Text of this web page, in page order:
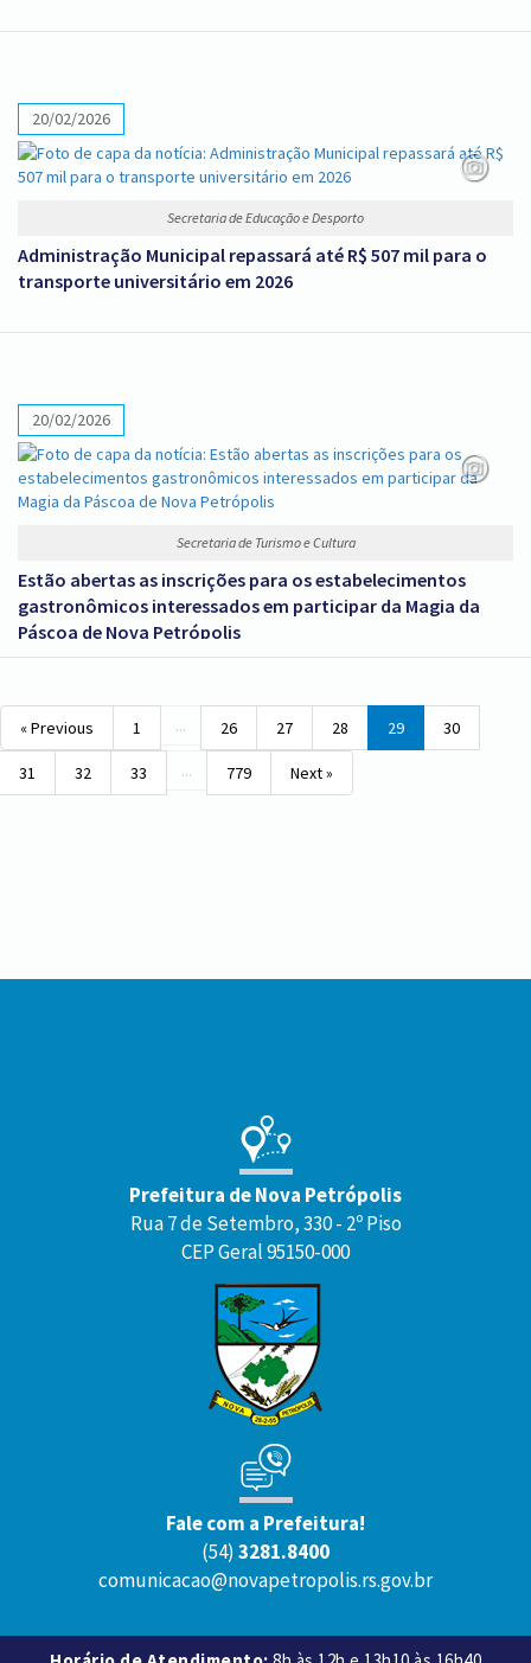
20/02/2026
Secretaria de Educação e Desporto
Administração Municipal repassará até R$ 507 mil para o
transporte universitário em 2026
20/02/2026
Secretaria de Turismo e Cultura
Estão abertas as inscrições para os estabelecimentos
gastronômicos interessados em participar da Magia da
Páscoa de Nova Petrópolis
« Previous 1 ... 26 27 28 29 30
31 32 33 ... 779 Next »
Prefeitura de Nova Petrópolis
Rua 7 de Setembro, 330 - 2º Piso
CEP Geral 95150-000
Fale com a Prefeitura!
(54) 3281.8400
comunicacao@novapetropolis.rs.gov.br